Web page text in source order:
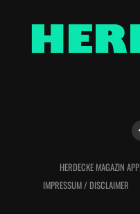
HERDECKE MAGAZIN APP
IMPRESSUM / DISCLAIMER